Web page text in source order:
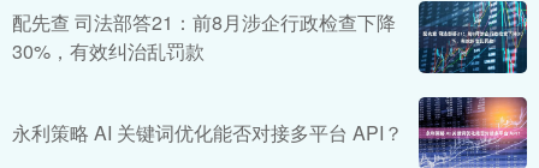
配先查 司法部答21：前8月涉企行政检查下降
30%，有效纠治乱罚款
永利策略 AI 关键词优化能否对接多平台 API？